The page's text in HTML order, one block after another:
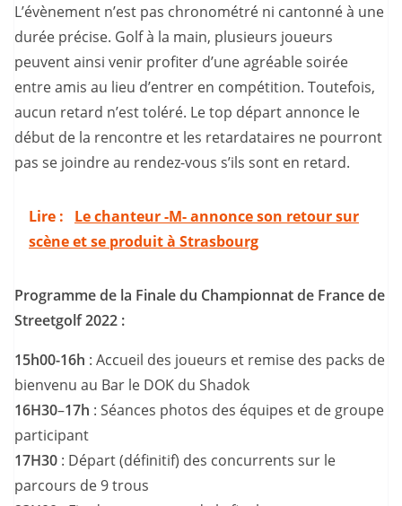
L’évènement n’est pas chronométré ni cantonné à une
durée précise. Golf à la main, plusieurs joueurs
peuvent ainsi venir profiter d’une agréable soirée
entre amis au lieu d’entrer en compétition. Toutefois,
aucun retard n’est toléré. Le top départ annonce le
début de la rencontre et les retardataires ne pourront
pas se joindre au rendez-vous s’ils sont en retard.
Lire :
Le chanteur -M- annonce son retour sur
scène et se produit à Strasbourg
Programme de la Finale du Championnat de France de
Streetgolf 2022 :
15h00-16h : Accueil des joueurs et remise des packs de
bienvenu au Bar le DOK du Shadok
16H30–17h : Séances photos des équipes et de groupe
participant
17H30 : Départ (définitif) des concurrents sur le
parcours de 9 trous